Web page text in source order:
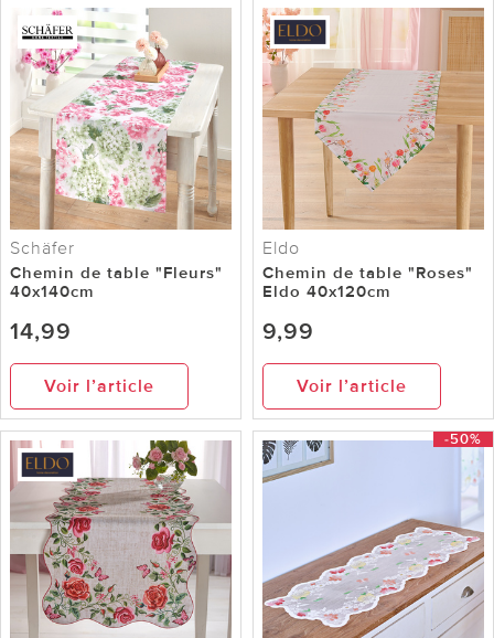
Schäfer
Chemin de table "Fleurs"
40x140cm
14,99
Voir l’article
Eldo
Chemin de table "Roses"
Eldo 40x120cm
9,99
Voir l’article
-50%